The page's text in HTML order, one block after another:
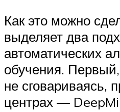
Как это можно
выделяет два
автоматических
обучения. Первый,
не сговариваясь,
центрах —